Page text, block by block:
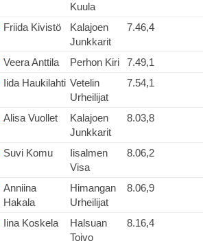
Kuula
Friida Kivistö
Kalajoen
Junkkarit
7.46,4
Veera Anttila Perhon Kiri
7.49,1
Iida Haukilahti Vetelin
Urheilijat
7.54,1
Alisa Vuollet
Kalajoen
Junkkarit
8.03,8
Suvi Komu
Iisalmen
Visa
8.06,2
Anniina
Hakala
Himangan
Urheilijat
8.06,9
Iina Koskela
Halsuan
Toivo
8.16,4